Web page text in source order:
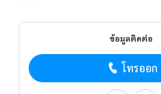
ข้อมูลติดต่อ
โทรออก